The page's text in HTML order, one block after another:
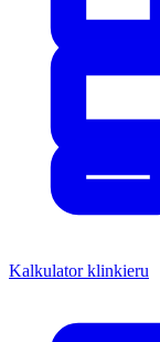
Kalkulator klinkieru